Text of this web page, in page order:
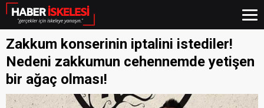
Zakkum konserinin iptalini istediler!
Nedeni zakkumun cehennemde yetişen
bir ağaç olması!